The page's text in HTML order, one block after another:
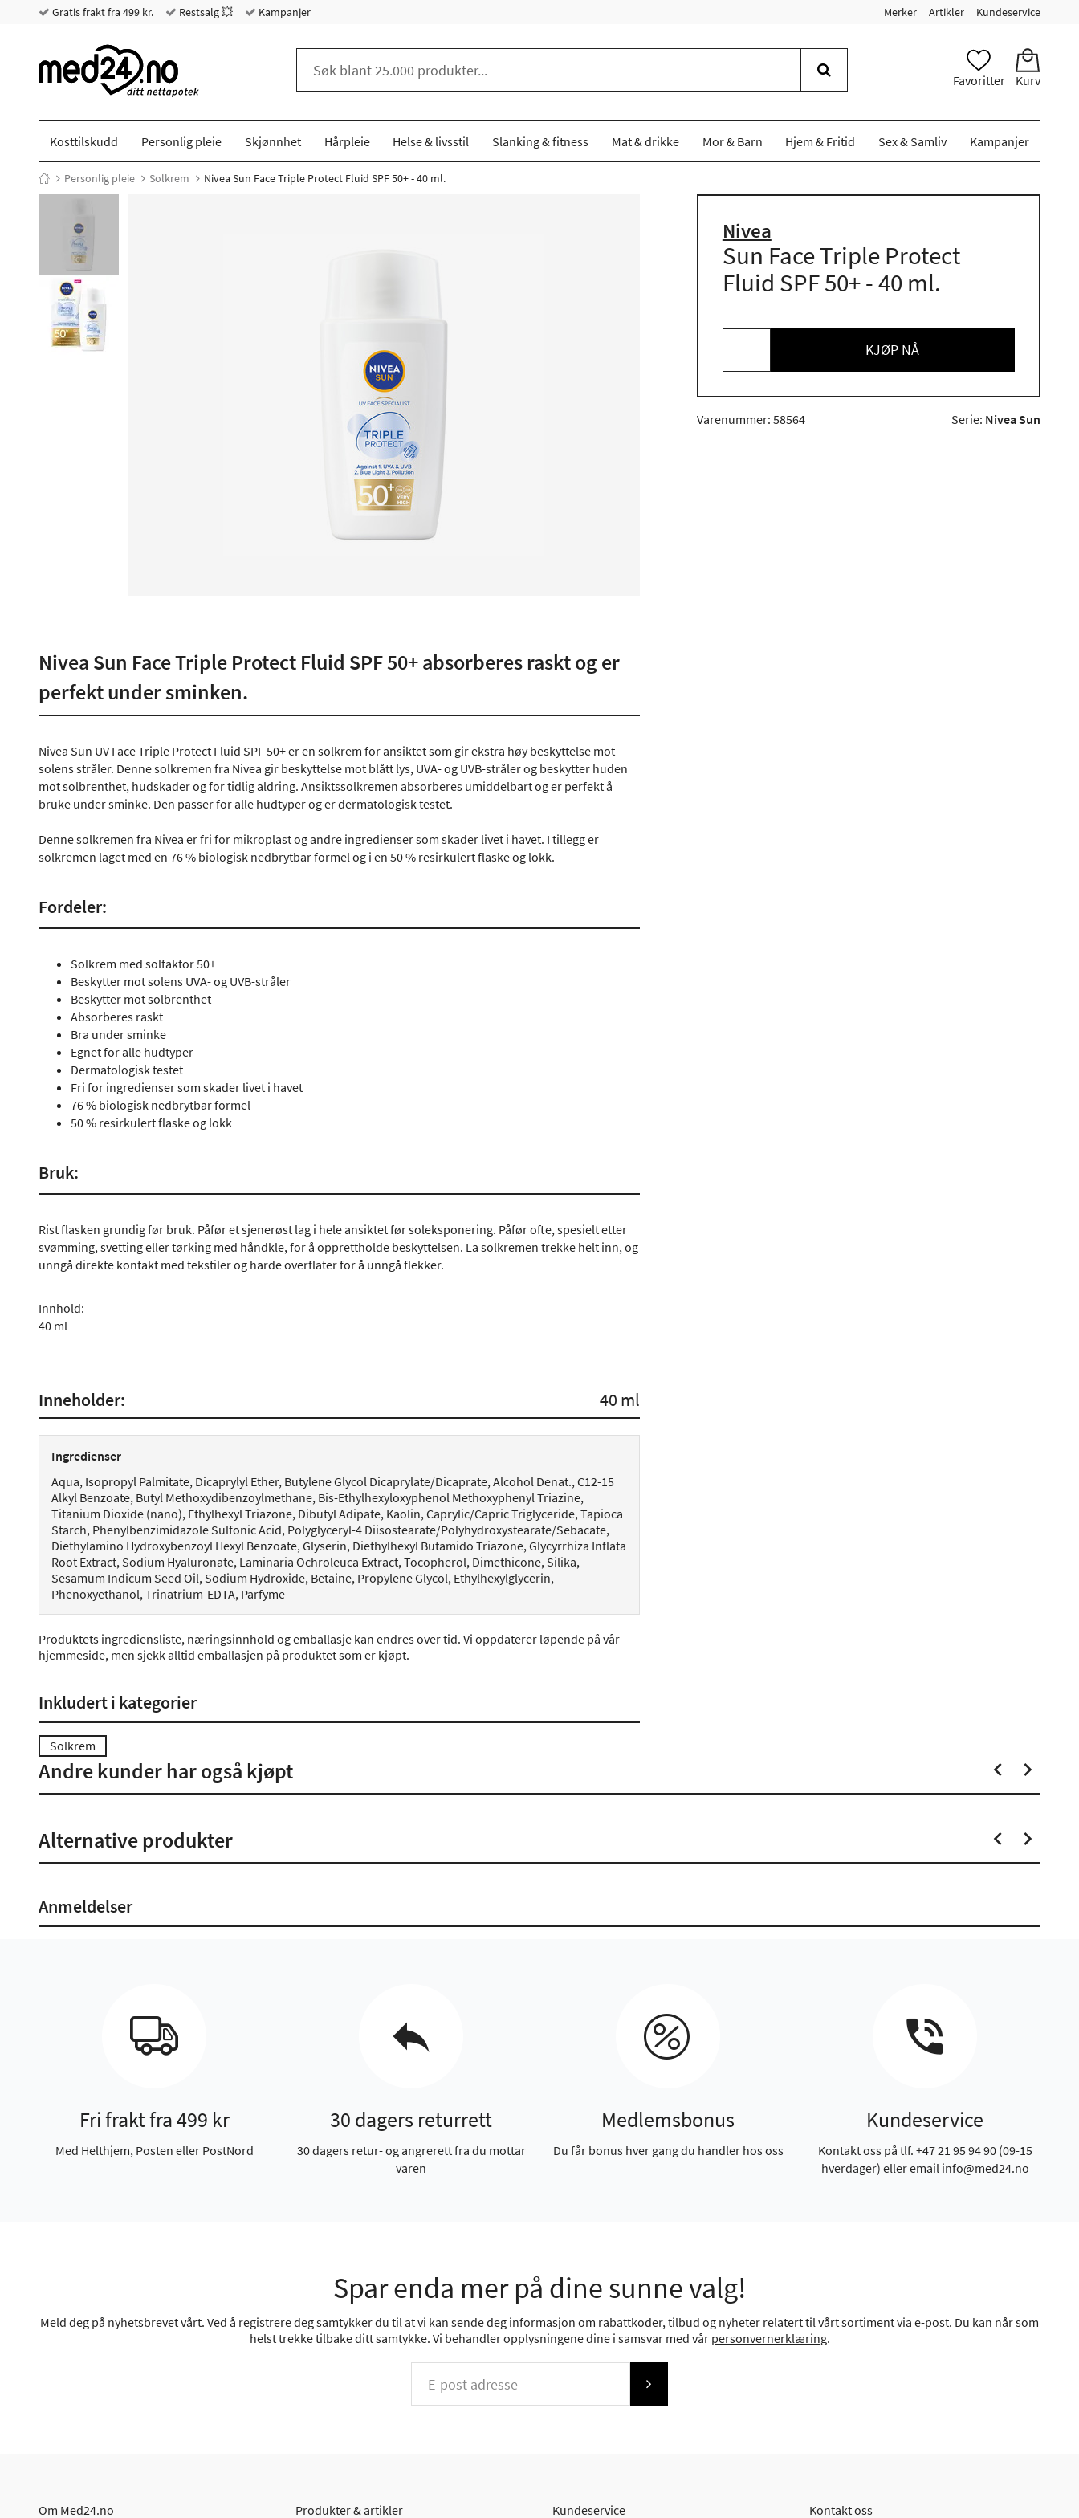
Gratis frakt fra 499 kr. Restsalg 💥 Kampanjer Merker Artikler Kundeservice
Favoritter Kurv
Kosttilskudd Personlig pleie Skjønnhet Hårpleie Helse & livsstil Slanking & fitness Mat & drikke Mor & Barn Hjem & Fritid Sex & Samliv Kampanjer
Personlig pleie Solkrem Nivea Sun Face Triple Protect Fluid SPF 50+ - 40 ml.
Nivea
Sun Face Triple Protect
Fluid SPF 50+ - 40 ml.
KJØP NÅ
Varenummer: 58564 Serie: Nivea Sun
Nivea Sun Face Triple Protect Fluid SPF 50+ absorberes raskt og er
perfekt under sminken.
Nivea Sun UV Face Triple Protect Fluid SPF 50+ er en solkrem for ansiktet som gir ekstra høy beskyttelse mot
solens stråler. Denne solkremen fra Nivea gir beskyttelse mot blått lys, UVA- og UVB-stråler og beskytter huden
mot solbrenthet, hudskader og for tidlig aldring. Ansiktssolkremen absorberes umiddelbart og er perfekt å
bruke under sminke. Den passer for alle hudtyper og er dermatologisk testet.
Denne solkremen fra Nivea er fri for mikroplast og andre ingredienser som skader livet i havet. I tillegg er
solkremen laget med en 76 % biologisk nedbrytbar formel og i en 50 % resirkulert flaske og lokk.
Fordeler:
Solkrem med solfaktor 50+
Beskytter mot solens UVA- og UVB-stråler
Beskytter mot solbrenthet
Absorberes raskt
Bra under sminke
Egnet for alle hudtyper
Dermatologisk testet
Fri for ingredienser som skader livet i havet
76 % biologisk nedbrytbar formel
50 % resirkulert flaske og lokk
Bruk:
Rist flasken grundig før bruk. Påfør et sjenerøst lag i hele ansiktet før soleksponering. Påfør ofte, spesielt etter
svømming, svetting eller tørking med håndkle, for å opprettholde beskyttelsen. La solkremen trekke helt inn, og
unngå direkte kontakt med tekstiler og harde overflater for å unngå flekker.
Innhold:
40 ml
Inneholder: 40 ml
Ingredienser
Aqua, Isopropyl Palmitate, Dicaprylyl Ether, Butylene Glycol Dicaprylate/Dicaprate, Alcohol Denat., C12-15
Alkyl Benzoate, Butyl Methoxydibenzoylmethane, Bis-Ethylhexyloxyphenol Methoxyphenyl Triazine,
Titanium Dioxide (nano), Ethylhexyl Triazone, Dibutyl Adipate, Kaolin, Caprylic/Capric Triglyceride, Tapioca
Starch, Phenylbenzimidazole Sulfonic Acid, Polyglyceryl-4 Diisostearate/Polyhydroxystearate/Sebacate,
Diethylamino Hydroxybenzoyl Hexyl Benzoate, Glyserin, Diethylhexyl Butamido Triazone, Glycyrrhiza Inflata
Root Extract, Sodium Hyaluronate, Laminaria Ochroleuca Extract, Tocopherol, Dimethicone, Silika,
Sesamum Indicum Seed Oil, Sodium Hydroxide, Betaine, Propylene Glycol, Ethylhexylglycerin,
Phenoxyethanol, Trinatrium-EDTA, Parfyme
Produktets ingrediensliste, næringsinnhold og emballasje kan endres over tid. Vi oppdaterer løpende på vår
hjemmeside, men sjekk alltid emballasjen på produktet som er kjøpt.
Inkludert i kategorier
Solkrem
Andre kunder har også kjøpt
Alternative produkter
Anmeldelser
Fri frakt fra 499 kr
Med Helthjem, Posten eller PostNord
30 dagers returrett
30 dagers retur- og angrerett fra du mottar
varen
Medlemsbonus
Du får bonus hver gang du handler hos oss
Kundeservice
Kontakt oss på tlf. +47 21 95 94 90 (09-15
hverdager) eller email info@med24.no
Spar enda mer på dine sunne valg!
Meld deg på nyhetsbrevet vårt. Ved å registrere deg samtykker du til at vi kan sende deg informasjon om rabattkoder, tilbud og nyheter relatert til vårt sortiment via e-post. Du kan når som
helst trekke tilbake ditt samtykke. Vi behandler opplysningene dine i samsvar med vår personvernerklæring.
Om Med24.no Produkter & artikler Kundeservice Kontakt oss